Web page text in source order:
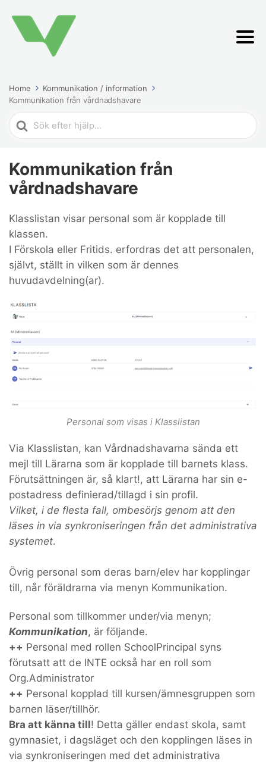
Home
Kommunikation / information
Kommunikation från vårdnadshavare
Search
For
Kommunikation från
vårdnadshavare
Klasslistan visar personal som är kopplade till
klassen.
I Förskola eller Fritids. erfordras det att personalen,
självt, ställt in vilken som är dennes
huvudavdelning(ar).
Personal som visas i Klasslistan
Via Klasslistan, kan Vårdnadshavarna sända ett
mejl till Lärarna som är kopplade till barnets klass.
Förutsättningen är, så klart!, att Lärarna har sin e-
postadress definierad/tillagd i sin profil.
Vilket, i de flesta fall, ombesörjs genom att den
läses in via synkroniseringen från det administrativa
systemet.
Övrig personal som deras barn/elev har kopplingar
till, når föräldrarna via menyn Kommunikation.
Personal som tillkommer under/via menyn;
Kommunikation, är följande.
++ Personal med rollen SchoolPrincipal syns
förutsatt att de INTE också har en roll som
Org.Administrator
++ Personal kopplad till kursen/ämnesgruppen som
barnen läser/tillhör.
Bra att känna till! Detta gäller endast skola, samt
gymnasiet, i dagsläget och den kopplingen läses in
via synkroniseringen med det administrativa